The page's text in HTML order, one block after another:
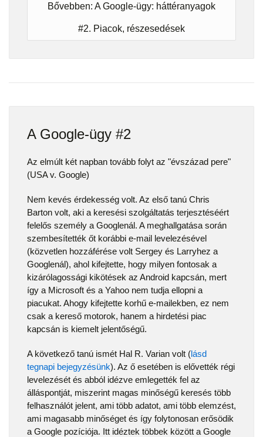
Bővebben: A Google-ügy: háttéranyagok
#2. Piacok, részesedések
A Google-ügy #2
Az elmúlt két napban tovább folyt az "évszázad pere"
(USA v. Google)
Nem kevés érdekesség volt. Az első tanú Chris
Barton volt, aki a keresési szolgáltatás terjesztéséért
felelős személy a Googlenál. A meghallgatása során
szembesítették őt korábbi e-mail levelezésével
(közvetlen hozzáférése volt Sergey és Larryhez a
Googlenál), ahol kifejtette, hogy milyen fontosak a
kizárólagossági kikötések az Android kapcsán, mert
így a Microsoft és a Yahoo nem tudja ellopni a
piacukat. Ahogy kifejtette korhű e-mailekben, ez nem
csak a kereső motorok, hanem a hirdetési piac
kapcsán is kiemelt jelentőségű.
A következő tanú ismét Hal R. Varian volt (lásd
tegnapi bejegyzésünk). Az ő esetében is elővették régi
levelezését és abból idézve emlegették fel az
álláspontját, miszerint magas minőségű keresés több
felhasználót jelent, ami több adatot, ami több elemzést,
ami magasabb minőséget és így folytonosan erősödik
a Google pozíciója. Itt idéztek többek között a Google